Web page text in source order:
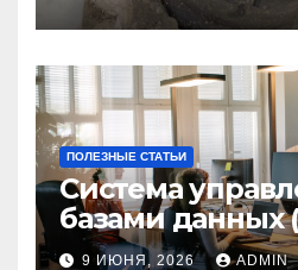
ПОЛЕЗНЫЕ СТАТЬИ
Система
базами данных
кому она
9 ИЮНЯ, 2026 ADMIN